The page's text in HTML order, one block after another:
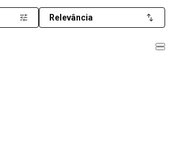
Relevância